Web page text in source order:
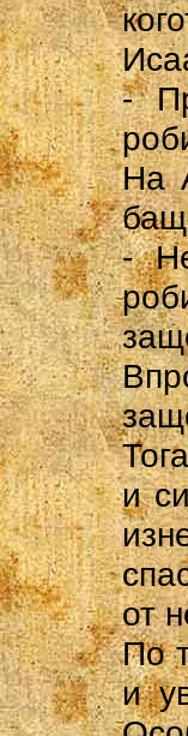
-
На
-
и
от
По
и